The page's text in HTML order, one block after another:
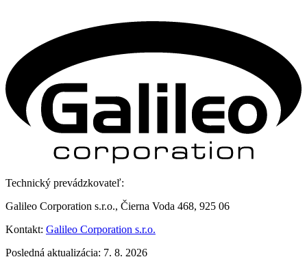
Technický prevádzkovateľ:
Galileo Corporation s.r.o., Čierna Voda 468, 925 06
Kontakt: Galileo Corporation s.r.o.
Posledná aktualizácia: 7. 8. 2026